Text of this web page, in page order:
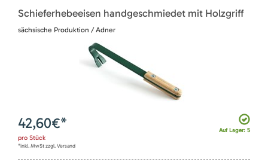
Schieferhebeeisen handgeschmiedet mit Holzgriff
sächsische Produktion / Adner
Auf Lager: 5
42,60€*
pro Stück
*inkl. MwSt zzgl. Versand